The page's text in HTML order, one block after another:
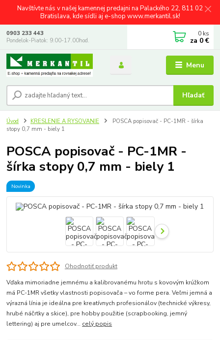
Navštívte nás v našej kamennej predajni na Palackého 22, 811 02
Bratislava, kde sídli aj e-shop www.merkantil.sk!
Menu
Hľadať
0903 233 443
Pondelok-Piatok: 9.00-17.00hod.
0 ks
za 0 €
Úvod KRESLENIE A RYSOVANIE
POSCA popisovač - PC-1MR - šírka
stopy 0,7 mm - biely 1
POSCA popisovač - PC-1MR -
šírka stopy 0,7 mm - biely 1
Novinka
Ohodnotiť produkt
Vďaka mimoriadne jemnému a kalibrovanému hrotu s kovovým krúžkom
má PC-1MR všetky vlastnosti popisovača – vo forme pera. Veľmi jemná a
výrazná línia je ideálna pre kreatívnych profesionálov (technické výkresy,
hrubé náčrtky a skice), pre hobby použitie (scrapbooking, jemný
lettering) aj pre umelcov... celý popis